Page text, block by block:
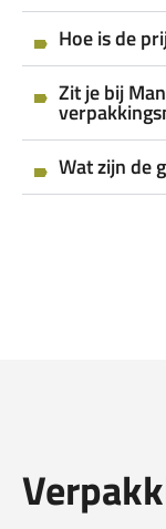
Hoe is de
Zit je bij
Wat zijn de